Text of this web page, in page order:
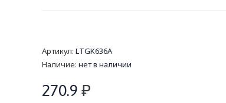
Артикул: LTGK636A
Наличие: нет в наличии
270.9 ₽